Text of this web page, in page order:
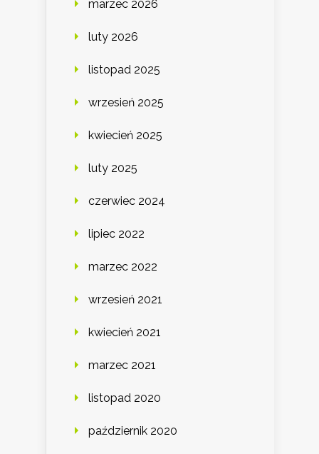
marzec 2026
luty 2026
listopad 2025
wrzesień 2025
kwiecień 2025
luty 2025
czerwiec 2024
lipiec 2022
marzec 2022
wrzesień 2021
kwiecień 2021
marzec 2021
listopad 2020
październik 2020